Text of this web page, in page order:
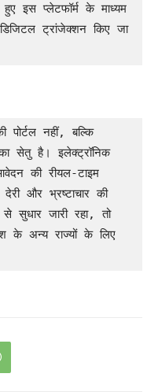
इस प्लेटफॉर्म के माध्यम
ट्रांजेक्शन किए जा
सेतु है। इलेक्ट्रॉनिक
की रीयल-टाइम
और भ्रष्टाचार की
सुधार जारी रहा, तो
के अन्य राज्यों के लिए